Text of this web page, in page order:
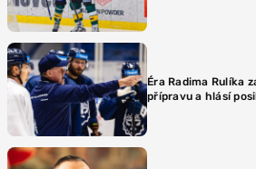
Éra Radima Rulíka
přípravu a hlásí